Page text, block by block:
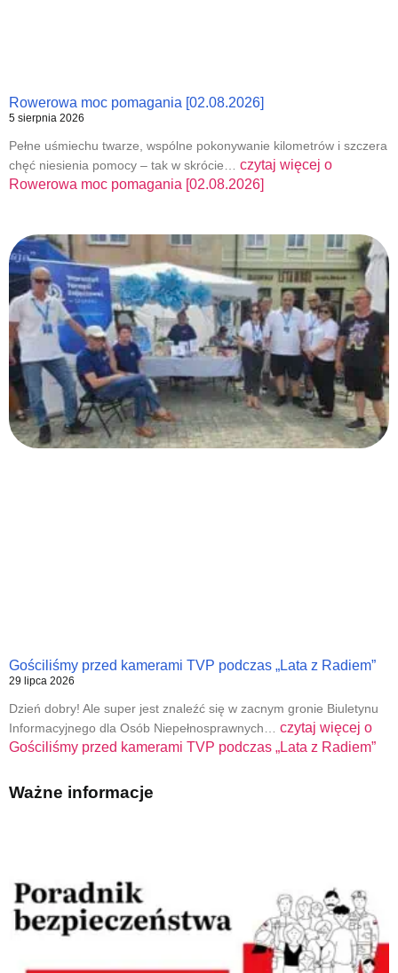
Rowerowa moc pomagania [02.08.2026]
5 sierpnia 2026
Pełne uśmiechu twarze, wspólne pokonywanie kilometrów i szczera
chęć niesienia pomocy – tak w skrócie… czytaj więcej o
Rowerowa moc pomagania [02.08.2026]
Gościliśmy przed kamerami TVP podczas „Lata z Radiem”
29 lipca 2026
Dzień dobry! Ale super jest znaleźć się w zacnym gronie Biuletynu
Informacyjnego dla Osób Niepełnosprawnych… czytaj więcej o
Gościliśmy przed kamerami TVP podczas „Lata z Radiem”
Ważne informacje